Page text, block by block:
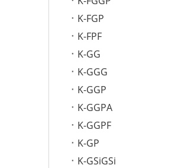
K-FGP
K-FPF
K-GG
K-GGG
K-GGP
K-GGPA
K-GGPF
K-GP
K-GSiGSi